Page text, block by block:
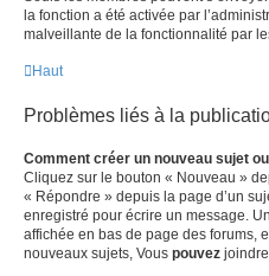
la fonction a été activée par
malveillante de la fonctionnalité par
Haut
Problèmes liés à la
Comment créer un nouveau sujet
Cliquez sur le bouton « Nouveau »
« Répondre » depuis la page d’un
enregistré pour écrire un message.
affichée en bas de page des forums,
nouveaux sujets, Vous pouvez